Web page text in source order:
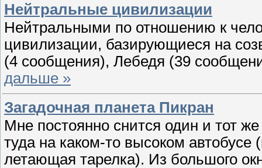
Нейтральные цивилизации
Нейтральными по отношению к
цивилизации, базирующиеся на
(4 сообщения), Лебедя (39
дальше »
Загадочная планета Пикран
Мне постоянно снится один и тот
туда на каком-то высоком автобусе
летающая тарелка). Из большого